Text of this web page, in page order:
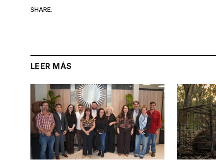
SHARE.
LEER MÁS